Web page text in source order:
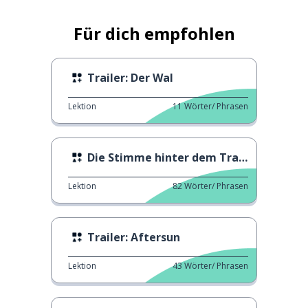
Für dich empfohlen
Trailer: Der Wal
Lektion 11Wörter/ Phrasen
Die Stimme hinter dem Trailer
Lektion 82Wörter/ Phrasen
Trailer: Aftersun
Lektion 43Wörter/ Phrasen